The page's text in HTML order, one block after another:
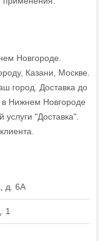
Новгороде.
Казани, Москве.
город. Доставка до
Нижнем Новгороде
"Доставка".
д. 6А
1